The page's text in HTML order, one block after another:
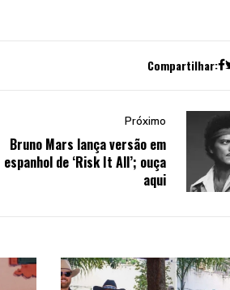
Compartilhar:
Próximo
Bruno Mars lança versão em
espanhol de ‘Risk It All’; ouça
aqui